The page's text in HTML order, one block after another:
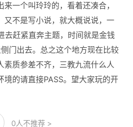
一个叫玲玲的，看着还凑合，
又不是写小说，就大概说说，一
去赶紧直奔主题，时间就是金钱
门出去。总之这个地方现在比较
素质参差不齐，三教九流什么人
境的请直接PASS。望大家玩的开
0人不推荐 >